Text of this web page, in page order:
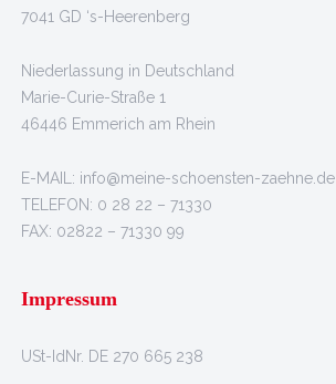
7041 GD ‘s-Heerenberg
Niederlassung in Deutschland
Marie-Curie-Straße 1
46446 Emmerich am Rhein
E-MAIL: info@meine-schoensten-zaehne.de
TELEFON: 0 28 22 – 71330
FAX: 02822 – 71330 99
Impressum
USt-IdNr. DE 270 665 238